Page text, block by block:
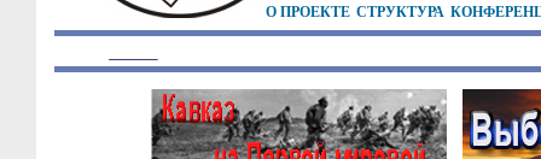
О ПРОЕКТЕ СТРУКТУРА